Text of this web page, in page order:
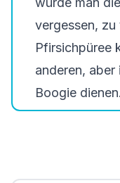
vergessen,
Pfirsichpüree
anderen,
Boogie dienen.